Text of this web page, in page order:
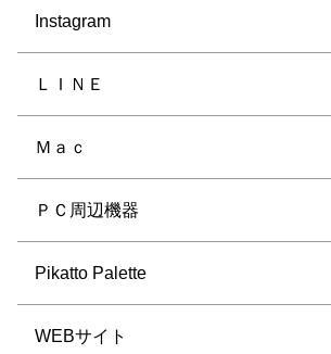
Instagram
ＬＩＮＥ
Ｍａｃ
ＰＣ周辺機器
Pikatto Palette
WEBサイト